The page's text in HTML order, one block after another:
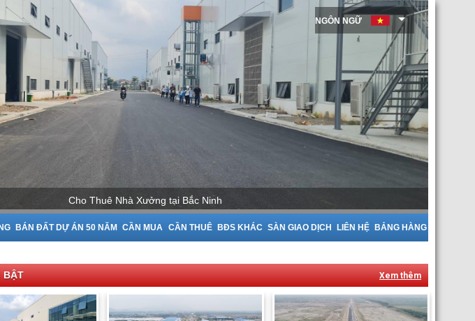
Cho Thuê Nhà Xưởng tại Bắc Giang
BÁN ĐẤT DỰ ÁN 50 NĂM CẦN MUA CẦN THUÊ BĐS KHÁC SÀN GIAO DỊCH LIÊN HỆ BẢNG HÀNG
NGÔN NGỮ
BẬT Xem thêm